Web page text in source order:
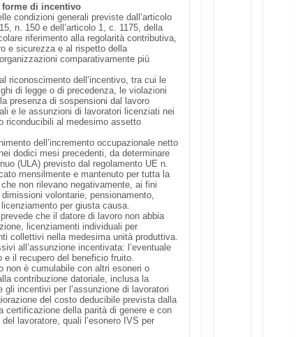
di incentivo
condizioni generali previste dall’articolo
n. 150 e dell’articolo 1, c. 1175, della
riferimento alla regolarità contributiva,
e sicurezza e al rispetto della
comparativamente più
riconoscimento dell’incentivo, tra cui le
di legge o di precedenza, le violazioni
presenza di sospensioni dal lavoro
e le assunzioni di lavoratori licenziati nei
riconducibili al medesimo assetto
dell’incremento occupazionale netto
dodici mesi precedenti, da determinare
(ULA) previsto dal regolamento UE n.
mensilmente e mantenuto per tutta la
non rilevano negativamente, ai fini
volontarie, pensionamento,
per giusta causa.
che il datore di lavoro non abbia
licenziamenti individuali per
collettivi nella medesima unità produttiva.
all’assunzione incentivata: l’eventuale
e il recupero del beneficio fruito.
non è cumulabile con altri esoneri o
contribuzione datoriale, inclusa la
gli incentivi per l’assunzione di lavoratori
del costo deducibile prevista dalla
certificazione della parità di genere e con
lavoratore, quali l’esonero IVS per